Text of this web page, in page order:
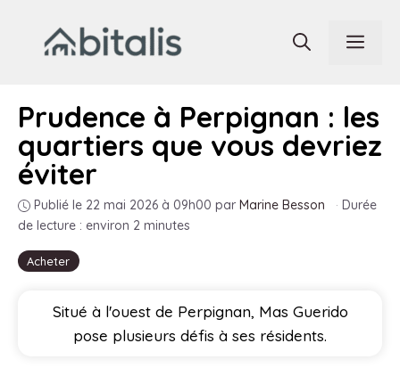
contenu
Acheter
Prudence à Perpignan : les
quartiers que vous devriez
éviter
Publié le 22 mai 2026 à 09h00 par Marine Besson · Durée
de lecture : environ 2 minutes
Situé à l'ouest de Perpignan, Mas Guerido
pose plusieurs défis à ses résidents.